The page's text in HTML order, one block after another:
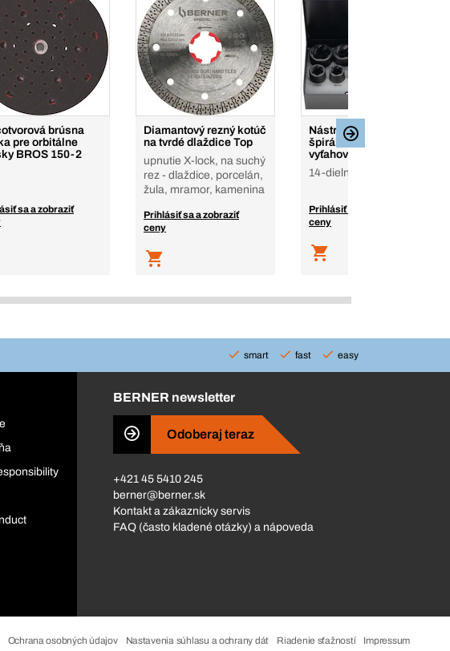
brúsna
pre orbitálne
BROS 150-2
sa a zobraziť
Diamantový rezný kotúč
na tvrdé dlaždice Top
upnutie X-lock, na suchý
rez - dlaždice, porcelán,
žula, mramor, kamenina
Prihlásiť sa a zobraziť
ceny
Nástrčné 1/2" rázové
špirálové nadstavce na
vyťahovanie skrutiek
14-dielna súprava
Prihlásiť sa a zobraziť
ceny
smart fast easy
BERNER newsletter
Odoberaj teraz
+421 45 5410 245
berner@berner.sk
Kontakt a zákaznícky servis
FAQ (často kladené otázky) a nápoveda
Ochrana osobných údajov Nastavenia súhlasu a ochrany dát Riadenie sťažností Impressum